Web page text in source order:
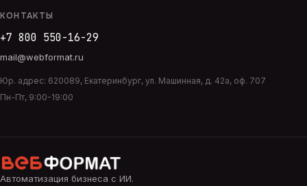
КОНТАКТЫ
+7 800 550-16-29
mail@webformat.ru
Юр. адрес: 620089, Екатеринбург, ул. Машинная, д. 42а, оф. 707
Пн-Пт, 9:00-19:00
Автоматизация бизнеса с ИИ.